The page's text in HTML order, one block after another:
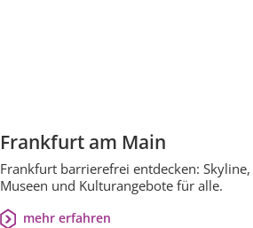
Frankfurt am Main
Frankfurt barrierefrei entdecken:
Museen und Kulturangebote für alle.
mehr erfahren